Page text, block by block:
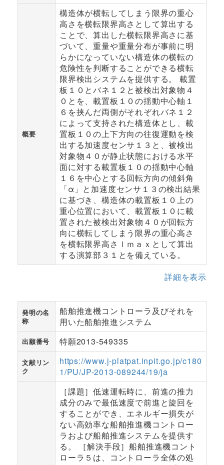
概要
構造体が横転してしまう限界の重心
高さを横転限界高さとして算出する
ことで、算出した横転限界高さに基
づいて、重量や重量分布が事前に明
らかになっていない構造体の横転の
危険性を判断することができる横転
限界検出システムを提供する。 載置
板１０とバネ１２と被検出対象物４
０とを、載置板１０の揺動中心軸１
６を挟んだ両側がそれぞれバネ１２
によって支持された構造体とし、載
置板１０の上下方向の往復運動を検
出する加速度センサ１３と、被検出
対象物４０が静止状態における水平
面に対する載置板１０の揺動中心軸
１６を中心とする回転方向の傾斜角
「α」と加速度センサ１３の検出結果
に基づき、構造体の載置板１０上の
重心位置において、載置板１０に載
置された被検出対象物４０が回転方
向に横転してしまう限界の重心高さ
を横転限界高さｌｍａｘとして算出
する演算部３１とを備えている。
詳細を表示
発明の名
称
船舶推進機コントローラ及びそれを
用いた船舶推進システム
出願番号 特願2013-549335
文献リン
ク
https://www.j-platpat.inpit.go.jp/c180
1/PU/JP-2013-089244/19/ja
［課題］低速運転時に、前進の推力
成分のみで最低速度で前進と旋回を
することができ、エネルギー損失が
ない高効率な船舶推進機コントロー
ラおよび船舶推進システムを提供す
る。 ［解決手段］船舶推進機コント
ローラ５は、コントローラ全体の処